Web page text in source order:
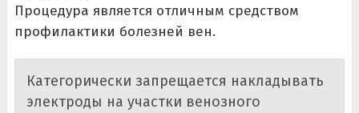
Процедура является отличным средством
профилактики болезней вен.
Категорически запрещается накладывать
электроды на участки венозного